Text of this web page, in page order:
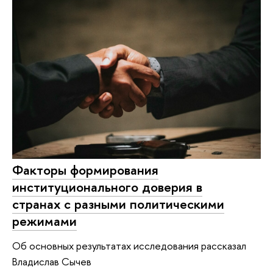
Факторы формирования
институционального доверия в
странах с разными политическими
режимами
Об основных результатах исследования рассказал
Владислав Сычев